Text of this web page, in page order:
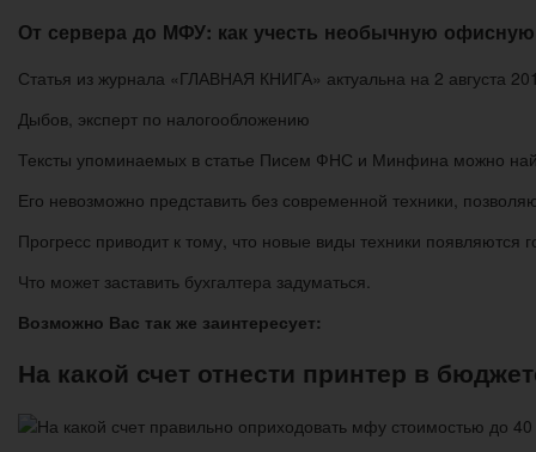
От сервера до МФУ: как учесть необычную офисную
Статья из журнала «ГЛАВНАЯ КНИГА» актуальна на 2 августа
Дыбов, эксперт по налогообложению
Тексты упоминаемых в статье Писем ФНС и Минфина можно
Его невозможно представить без современной техники,
Прогресс приводит к тому, что новые виды техники появляются
Что может заставить бухгалтера задуматься.
Возможно Вас так же заинтересует:
На какой счет отнести принтер в